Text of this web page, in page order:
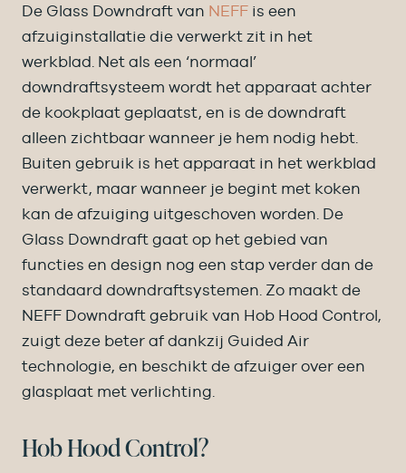
De Glass Downdraft van NEFF is een
afzuiginstallatie die verwerkt zit in het
werkblad. Net als een ‘normaal’
downdraftsysteem wordt het apparaat achter
de kookplaat geplaatst, en is de downdraft
alleen zichtbaar wanneer je hem nodig hebt.
Buiten gebruik is het apparaat in het werkblad
verwerkt, maar wanneer je begint met koken
kan de afzuiging uitgeschoven worden. De
Glass Downdraft gaat op het gebied van
functies en design nog een stap verder dan de
standaard downdraftsystemen. Zo maakt de
NEFF Downdraft gebruik van Hob Hood Control,
zuigt deze beter af dankzij Guided Air
technologie, en beschikt de afzuiger over een
glasplaat met verlichting.
Hob Hood Control?